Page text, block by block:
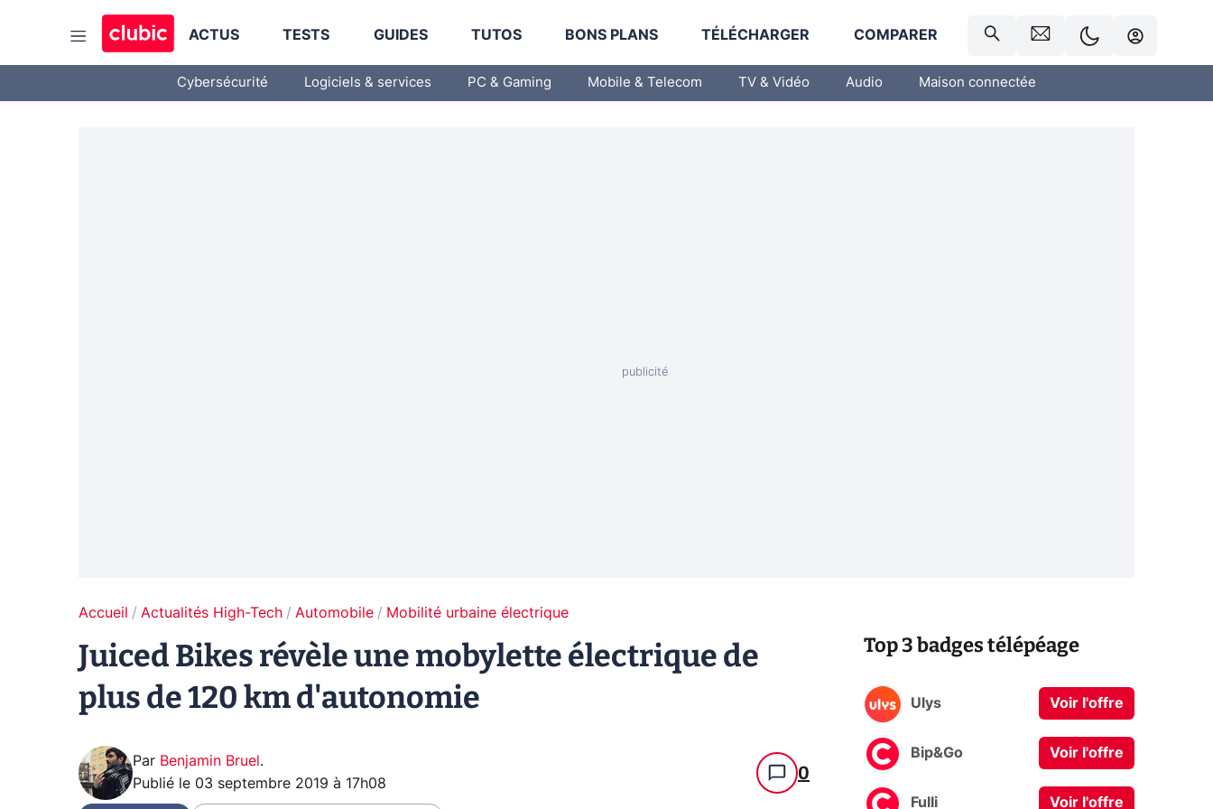
ACTUS TESTS GUIDES TUTOS BONS PLANS TÉLÉCHARGER COMPARER
Cybersécurité Logiciels & services PC & Gaming Mobile & Telecom TV & Vidéo Audio Maison connectée
Accueil Actualités High-Tech Automobile Mobilité urbaine électrique
Juiced Bikes révèle une mobylette électrique de
plus de 120 km d'autonomie
Par Benjamin Bruel .
Publié le 03 septembre 2019 à 17h08 0
Top 3 badges télépéage
Ulys Voir l'offre
Bip&Go Voir l'offre
Fulli Voir l'offre